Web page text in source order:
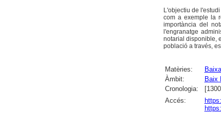
L'objectiu de
com a exemple la
importància del
l'engranatge
notarial disponible,
població a través,
Matèries:
Àmbit:
Baix
Cronologia:
Accés: